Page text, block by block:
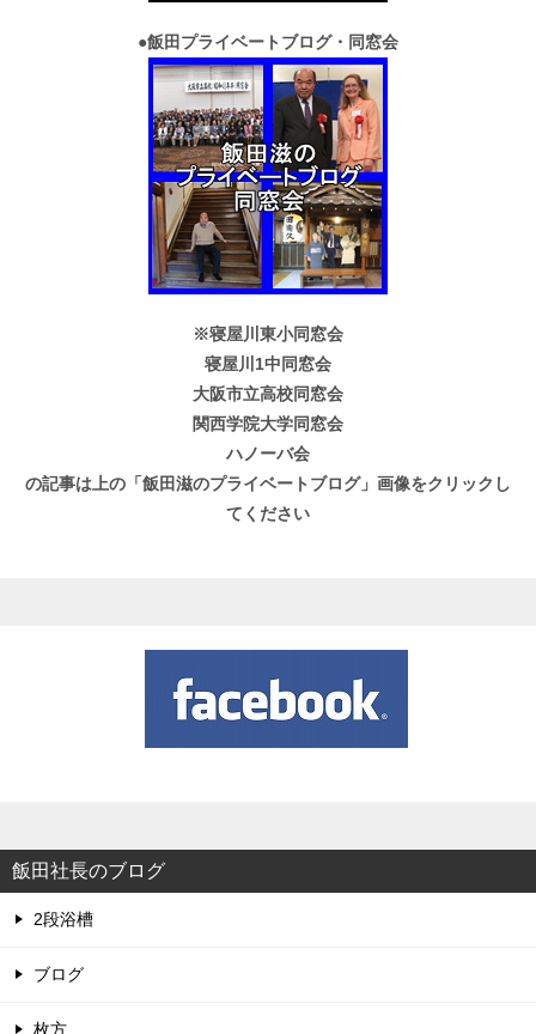
●飯田プライベートブログ・同窓会
※寝屋川東小同窓会
寝屋川1中同窓会
大阪市立高校同窓会
関西学院大学同窓会
ハノーバ会
の記事は上の「飯田滋のプライベートブログ」画像をクリックし
てください
飯田社長のブログ
2段浴槽
ブログ
枚方